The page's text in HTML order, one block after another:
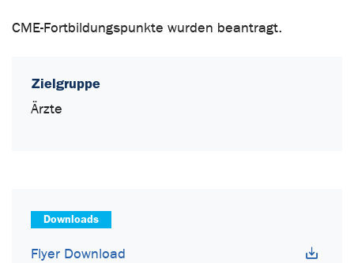
CME-Fortbildungspunkte wurden beantragt.
Zielgruppe
Ärzte
Downloads
Flyer Download